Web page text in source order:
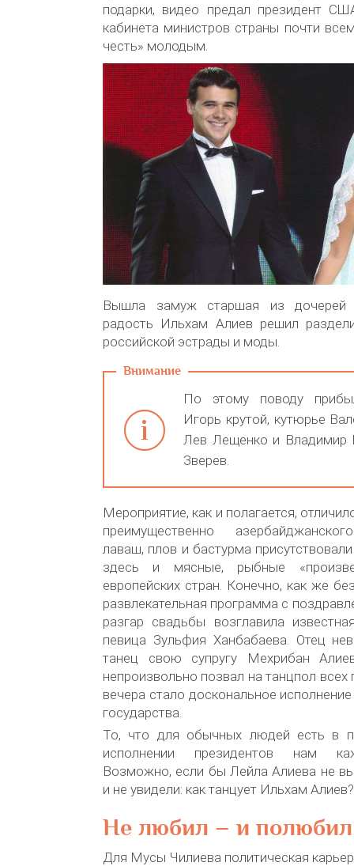
подарки, видео предал президент
кабинета министров страны почти
честь» молодым.
Вышла замуж старшая из дочерей
радость Ильхам Алиев решил
российской эстрады и моды.
По этому поводу
Игорь крутой, кутюрье
Лев Лещенко и Владимир
Зверев.
Мероприятие, как и полагается,
преимущественно
лаваш, плов и бастурма
здесь и мясные, рыбные
европейских стран. Конечно, как же
развлекательная программа с
разгар свадьбы возглавила
певица Зульфия Ханбабаева. Отец
танец свою супругу Мехрибан
непроизвольно позвал на танцпол всех
вечера стало доскональное
государства.
То, что для обычных людей есть в
исполнении президентов нам
Возможно, если бы Лейла Алиева не
и не увидели: как танцует Ильхам Алиев?
Не любил – и полюбил
Для Мусы Чилиева политическая